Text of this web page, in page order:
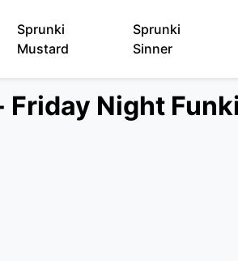
Sprunki
Mustard
Sprunki
Sinner
Friday Night